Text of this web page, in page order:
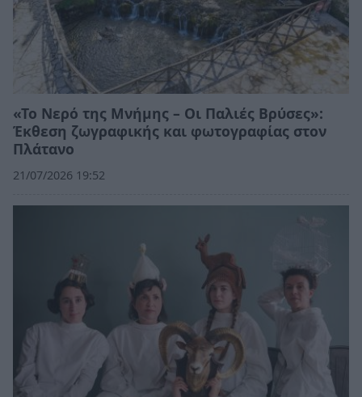
«Το Νερό της Μνήμης – Οι Παλιές Βρύσες»:
Έκθεση ζωγραφικής και φωτογραφίας στον
Πλάτανο
21/07/2026 19:52